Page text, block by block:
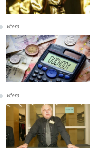
včera
včera